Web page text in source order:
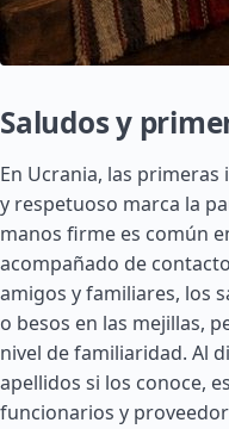
Saludos y
En Ucrania, las
y respetuoso marca la
manos firme es común
acompañado de
amigos y familiares, los
o besos en las mejillas,
nivel de familiaridad. Al
apellidos si los conoce,
funcionarios y